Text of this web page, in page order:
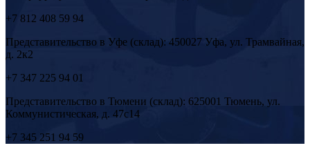
+7 812 408 59 94
Представительство в Уфе (склад): 450027 Уфа, ул. Трамвайная,
д. 2к2
+7 347 225 94 01
Представительство в Тюмени (склад): 625001 Тюмень, ул.
Коммунистическая, д. 47с14
+7 345 251 94 59